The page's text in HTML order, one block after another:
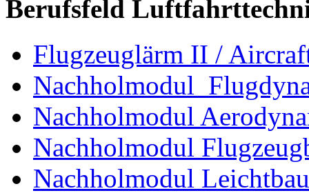
Berufsfeld
Flugzeuglärm II /
Nachholmodul
Nachholmodul
Nachholmodul
Nachholmodul Leichtbau